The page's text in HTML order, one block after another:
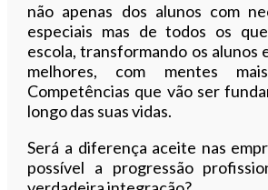
não apenas dos alunos com
especiais mas de todos os
escola, transformando os alunos
melhores, com mentes
Competências que vão ser
longo das suas vidas.
Será a diferença aceite nas
possível a progressão